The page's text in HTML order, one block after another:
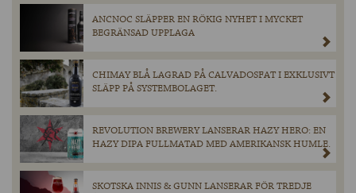
ANCNOC SLÄPPER EN RÖKIG NYHET I MYCKET
BEGRÄNSAD UPPLAGA
CHIMAY BLÅ LAGRAD PÅ CALVADOSFAT I EXKLUSIVT
SLÄPP PÅ SYSTEMBOLAGET.
REVOLUTION BREWERY LANSERAR HAZY HERO: EN
HAZY DIPA FULLMATAD MED AMERIKANSK HUMLE.
SKOTSKA INNIS & GUNN LANSERAR FÖR TREDJE